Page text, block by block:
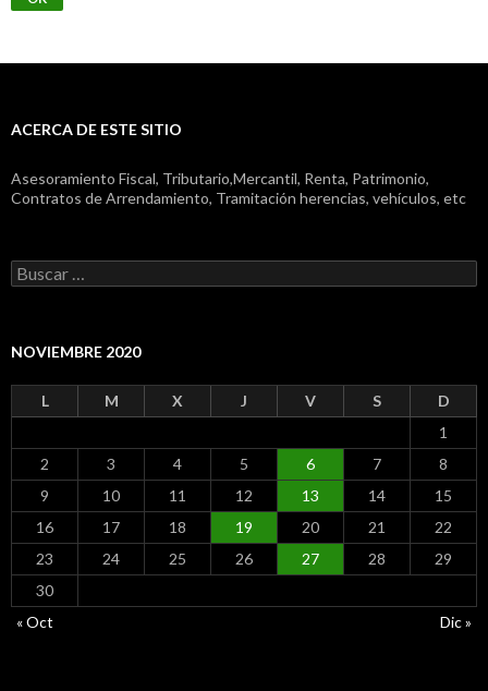
ACERCA DE ESTE SITIO
Asesoramiento Fiscal, Tributario,Mercantil, Renta, Patrimonio,
Contratos de Arrendamiento, Tramitación herencias, vehículos, etc
Buscar:
NOVIEMBRE 2020
L M X J V S
D
1
2
3 4 5 6 7
8
9
10 11 12 13 14
15
16
17 18 19 20 21
22
23
24 25 26 27 28
29
30
« Oct
Dic »